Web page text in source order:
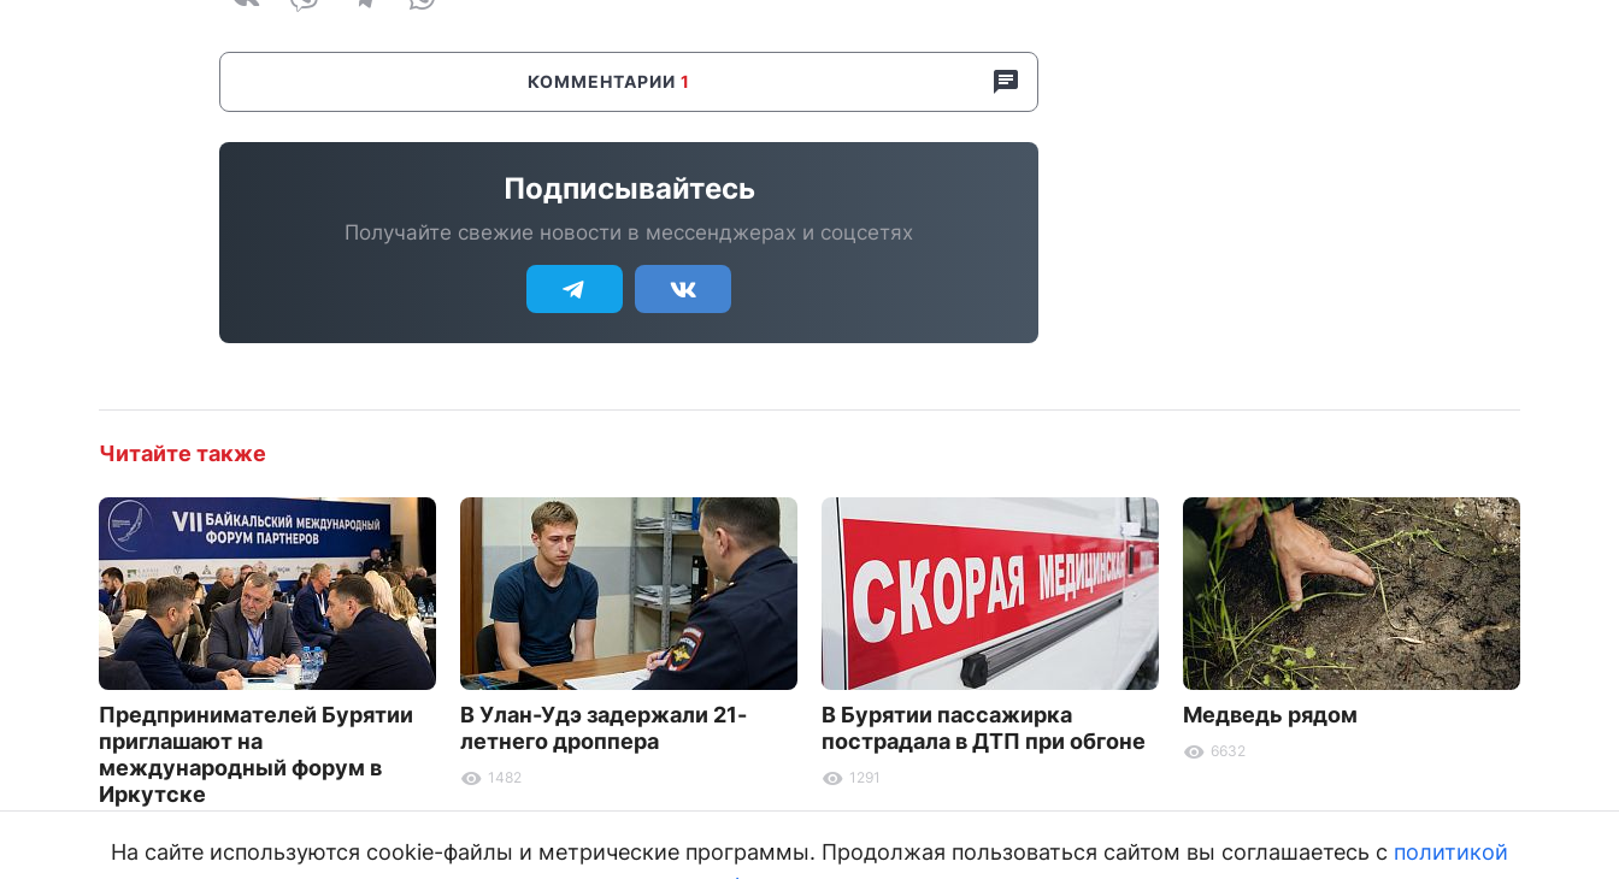
КОММЕНТАРИИ 1
Подписывайтесь
Получайте свежие новости в мессенджерах и соцсетях
Читайте также
Предпринимателей Бурятии
приглашают на
международный форум в
Иркутске
В Улан-Удэ задержали 21-
летнего дроппера
1482
В Бурятии пассажирка
пострадала в ДТП при обгоне
1291
Медведь рядом
6632
На сайте используются cookie-файлы и метрические программы. Продолжая пользоваться сайтом вы соглашаетесь с политикой